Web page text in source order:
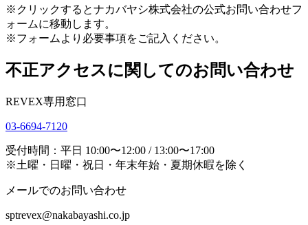
※クリックするとナカバヤシ株式会社の公式お問い合わせフ
ォームに移動します。
※フォームより必要事項をご記入ください。
不正アクセスに関してのお問い合わせ
REVEX専用窓口
03-6694-7120
受付時間：平日 10:00〜12:00 / 13:00〜17:00
※土曜・日曜・祝日・年末年始・夏期休暇を除く
メールでのお問い合わせ
sptrevex@nakabayashi.co.jp